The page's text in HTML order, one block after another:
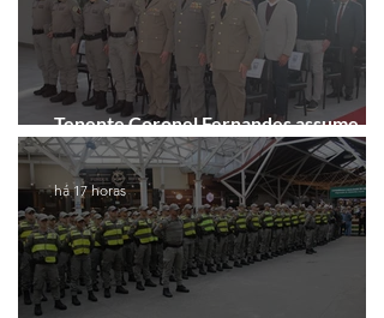
Tenente Coronel Fernandes assume
comando do 41º BPM em Gramado
há 17 horas